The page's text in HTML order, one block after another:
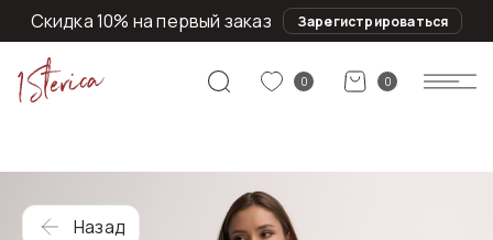
Скидка 10% на первый заказ Зарегистрироваться
0 0
Назад